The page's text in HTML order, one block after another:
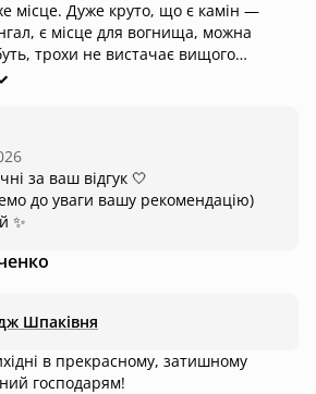
з радістю повернуся ще. Дякую за
місце. Дуже круто, що є камін —
є місце для вогнища, можна
трохи не вистачає вищого
б зручно поснідати/повечеряти.
за ваш відгук 🤍
до уваги вашу рекомендацію)
✨
Шпаківня
в прекрасному, затишному
господарям!